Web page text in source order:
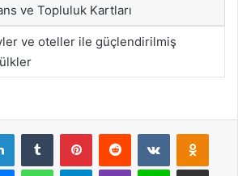
ve Topluluk Kartları
ve oteller ile güçlendirilmiş
LinkedInTumblr PinterestReddit VKontakte
MessengerWhatsAppTelegramViber Line E-Posta ile